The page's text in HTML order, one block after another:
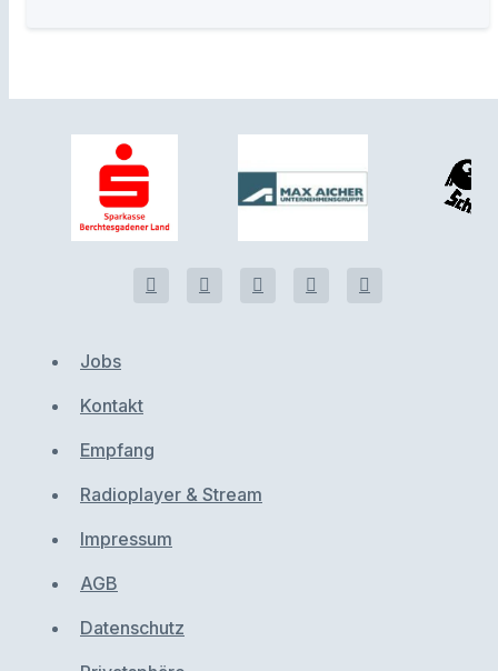
Jobs
Kontakt
Empfang
Radioplayer & Stream
Impressum
AGB
Datenschutz